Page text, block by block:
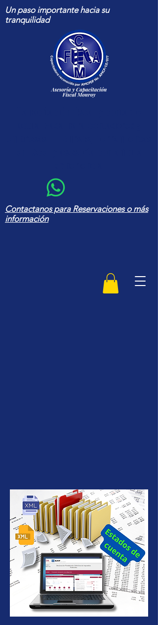
Un paso importante hacia su
tranquilidad
Contactanos para Reservaciones o más
información